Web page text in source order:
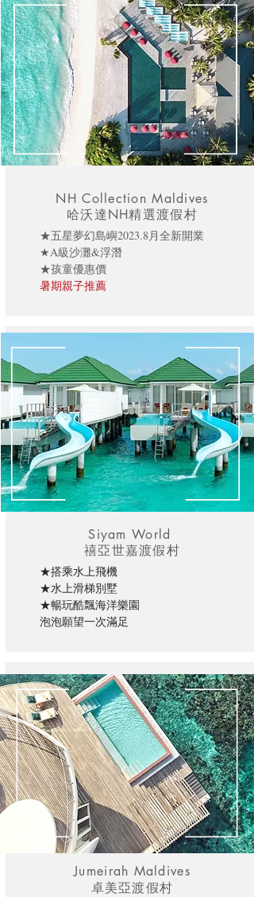
NH Collection Maldives
哈沃達NH精選渡假村
★五星夢幻島嶼2023.8月全新開業
★A級沙灘&浮潛
★孩童優惠價
暑期親子推薦
Siyam World
禧亞世嘉渡假村
★搭乘水上飛機
★水上滑梯別墅
★暢玩酷飄海洋樂園
泡泡願望一次滿足
Jumeirah Maldives
卓美亞渡假村